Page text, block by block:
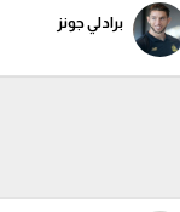
برادلي جونز